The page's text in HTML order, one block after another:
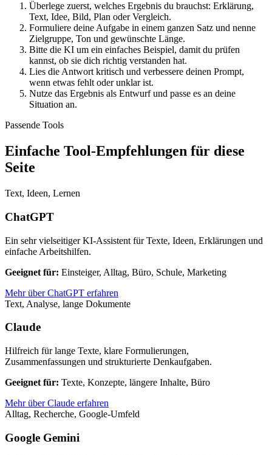
Überlege zuerst, welches Ergebnis du brauchst: Erklärung,
Text, Idee, Bild, Plan oder Vergleich.
Formuliere deine Aufgabe in einem ganzen Satz und nenne
Zielgruppe, Ton und gewünschte Länge.
Bitte die KI um ein einfaches Beispiel, damit du prüfen
kannst, ob sie dich richtig verstanden hat.
Lies die Antwort kritisch und verbessere deinen Prompt,
wenn etwas fehlt oder unklar ist.
Nutze das Ergebnis als Entwurf und passe es an deine
Situation an.
Passende Tools
Einfache Tool-Empfehlungen für diese
Seite
Text, Ideen, Lernen
ChatGPT
Ein sehr vielseitiger KI-Assistent für Texte, Ideen, Erklärungen und
einfache Arbeitshilfen.
Geeignet für: Einsteiger, Alltag, Büro, Schule, Marketing
Mehr über ChatGPT erfahren
Text, Analyse, lange Dokumente
Claude
Hilfreich für lange Texte, klare Formulierungen,
Zusammenfassungen und strukturierte Denkaufgaben.
Geeignet für: Texte, Konzepte, längere Inhalte, Büro
Mehr über Claude erfahren
Alltag, Recherche, Google-Umfeld
Google Gemini